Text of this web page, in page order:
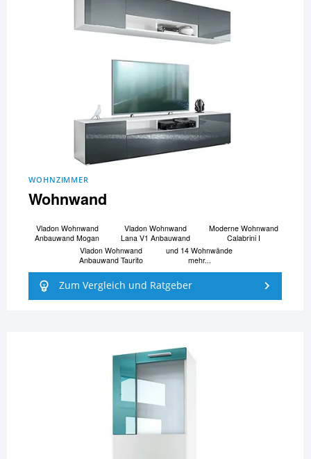
WOHNZIMMER
Wohnwand
Vladon Wohnwand
Anbauwand Mogan
Vladon Wohnwand
Lana V1 Anbauwand
Moderne Wohnwand
Calabrini I
Vladon Wohnwand
Anbauwand Taurito
und 14 Wohnwände
mehr...
Zum Vergleich und Ratgeber